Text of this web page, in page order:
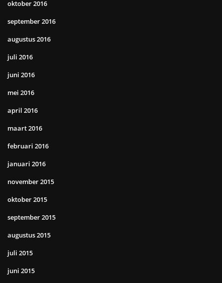
oktober 2016
september 2016
augustus 2016
juli 2016
juni 2016
mei 2016
april 2016
maart 2016
februari 2016
januari 2016
november 2015
oktober 2015
september 2015
augustus 2015
juli 2015
juni 2015